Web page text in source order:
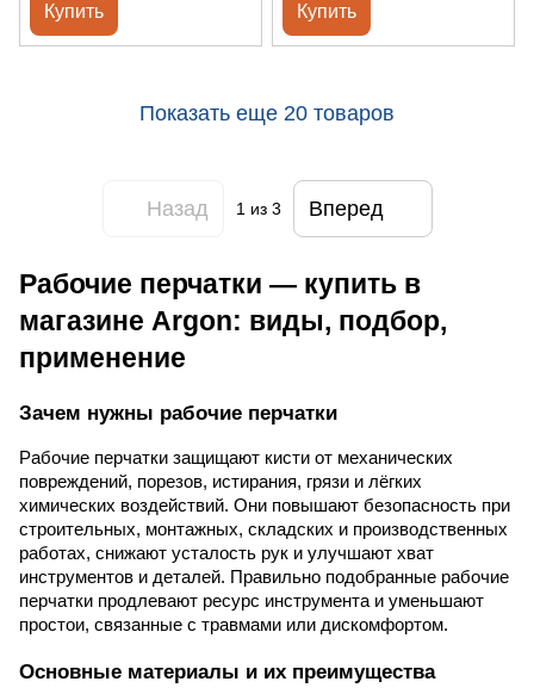
Купить Купить
Показать еще 20 товаров
Назад 1 из 3 Вперед
Рабочие перчатки — купить в
магазине Argon: виды, подбор,
применение
Зачем нужны рабочие перчатки
Рабочие перчатки защищают кисти от механических
повреждений, порезов, истирания, грязи и лёгких
химических воздействий. Они повышают безопасность при
строительных, монтажных, складских и производственных
работах, снижают усталость рук и улучшают хват
инструментов и деталей. Правильно подобранные рабочие
перчатки продлевают ресурс инструмента и уменьшают
простои, связанные с травмами или дискомфортом.
Основные материалы и их преимущества